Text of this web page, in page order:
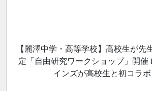
【麗澤中学・高等学校】高校生が先
定「自由研究ワークショップ」開催
インズが高校生と初コラ